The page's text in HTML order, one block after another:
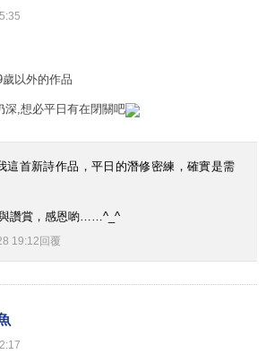
:35
以外的作品
深,想必平日有在閉關吧
這首新詩作品，平日的潛修密練，確實是需
讚賞，感恩喲……^_^
19:12 回覆
:17